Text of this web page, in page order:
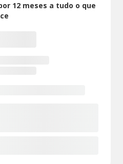
12 meses a tudo o que